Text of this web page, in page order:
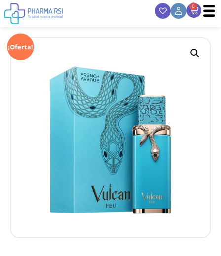
0
¡Oferta!